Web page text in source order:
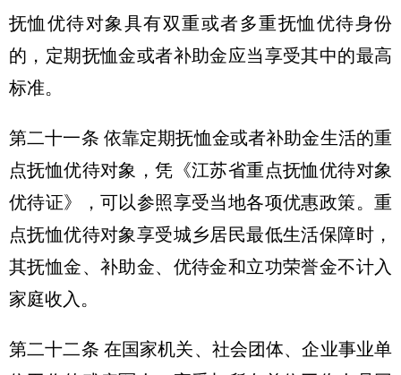
抚恤优待对象具有双重或者多重抚恤优待身份
的，定期抚恤金或者补助金应当享受其中的最高
标准。
第二十一条 依靠定期抚恤金或者补助金生活的重
点抚恤优待对象，凭《江苏省重点抚恤优待对象
优待证》，可以参照享受当地各项优惠政策。重
点抚恤优待对象享受城乡居民最低生活保障时，
其抚恤金、补助金、优待金和立功荣誉金不计入
家庭收入。
第二十二条 在国家机关、社会团体、企业事业单